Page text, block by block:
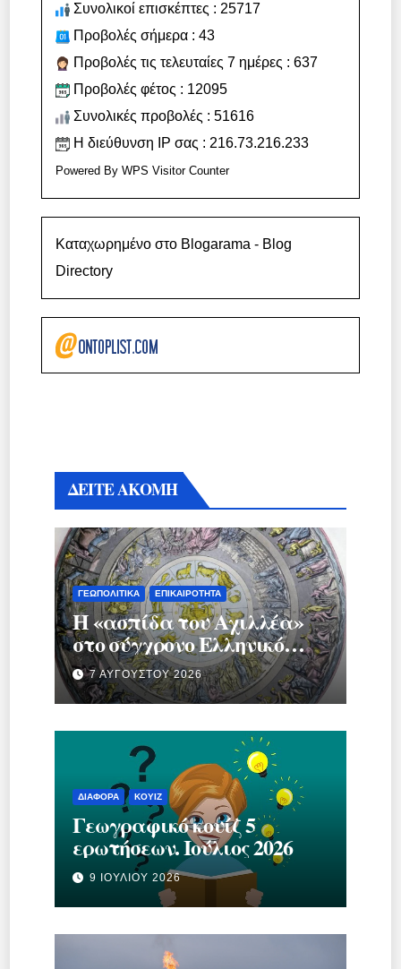
Συνολικοί επισκέπτες : 25717
Προβολές σήμερα : 43
Προβολές τις τελευταίες 7 ημέρες : 637
Προβολές φέτος : 12095
Συνολικές προβολές : 51616
Η διεύθυνση IP σας : 216.73.216.233
Powered ByWPS Visitor Counter
Καταχωρημένο στο Blogarama - Blog
Directory
ΔΕΙΤΕ ΑΚΟΜΗ
ΓΕΩΠΟΛΙΤΙΚΆ ΕΠΙΚΑΙΡΌΤΗΤΑ
Η «ασπίδα του Αχιλλέα»
στο σύγχρονο Ελληνικό
κράτος.
7 ΑΥΓΟΎΣΤΟΥ 2026
ΔΙΆΦΟΡΑ ΚΟΥΊΖ
Γεωγραφικό κουίζ 5
ερωτήσεων. Ιούλιος 2026
9 ΙΟΥΛΊΟΥ 2026